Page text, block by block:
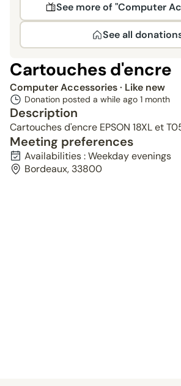
See more of "Computer
See all
Cartouches d'encre
Computer Accessories· Like new
Donation posted a while ago 1 month
Description
Cartouches d'encre EPSON 18XL et
Meeting preferences
Availabilities : Weekday evenings
Bordeaux, 33800